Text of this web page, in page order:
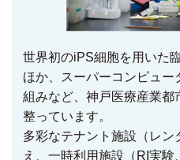
世界初のiPS細胞を用いた
ほか、スーパーコンピュー
組みなど、神戸医療産業
整っています。
多彩なテナント施設（レ
え、一時利用施設（RI実験